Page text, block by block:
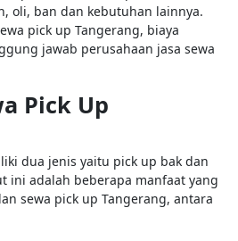
oli, ban dan kebutuhan lainnya.
pick up Tangerang, biaya
jawab perusahaan jasa sewa
Pick Up
dua jenis yaitu pick up bak dan
ini adalah beberapa manfaat yang
sewa pick up Tangerang, antara